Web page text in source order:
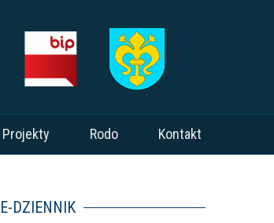
Projekty Rodo Kontakt
E-DZIENNIK